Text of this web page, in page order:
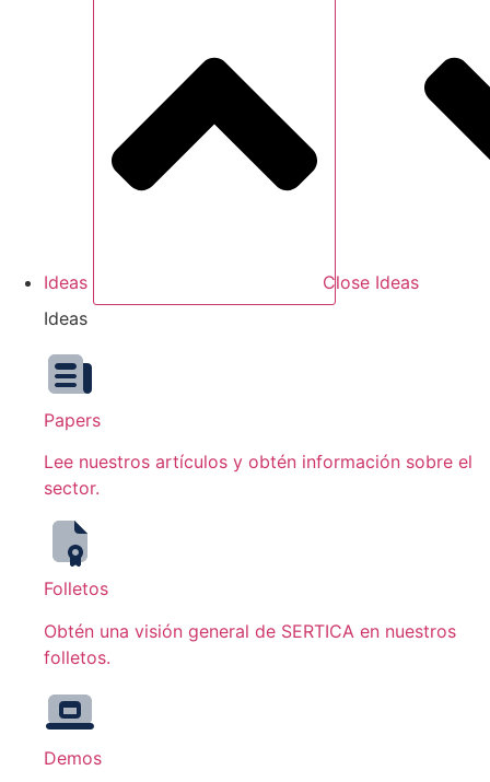
Ideas
Close Ideas
Ideas
Papers
Lee nuestros artículos y obtén información sobre el
sector.
Folletos
Obtén una visión general de SERTICA en nuestros
folletos.
Demos